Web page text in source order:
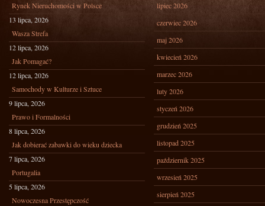
Rynek Nieruchomości w Polsce
13 lipca, 2026
Wasza Strefa
12 lipca, 2026
Jak Pomagać?
12 lipca, 2026
Samochody w Kulturze i Sztuce
9 lipca, 2026
Prawo i Formalności
8 lipca, 2026
Jak dobierać zabawki do wieku dziecka
7 lipca, 2026
Portugalia
5 lipca, 2026
Nowoczesna Przestępczość
lipiec 2026
czerwiec 2026
maj 2026
kwiecień 2026
marzec 2026
luty 2026
styczeń 2026
grudzień 2025
listopad 2025
październik 2025
wrzesień 2025
sierpień 2025